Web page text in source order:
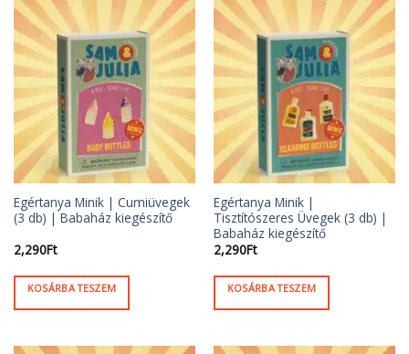
Egértanya Minik | Cumiüvegek
(3 db) | Babaház kiegészítő
2,290Ft
KOSÁRBA TESZEM
Egértanya Minik |
Tisztítószeres Üvegek (3 db) |
Babaház kiegészítő
2,290Ft
KOSÁRBA TESZEM